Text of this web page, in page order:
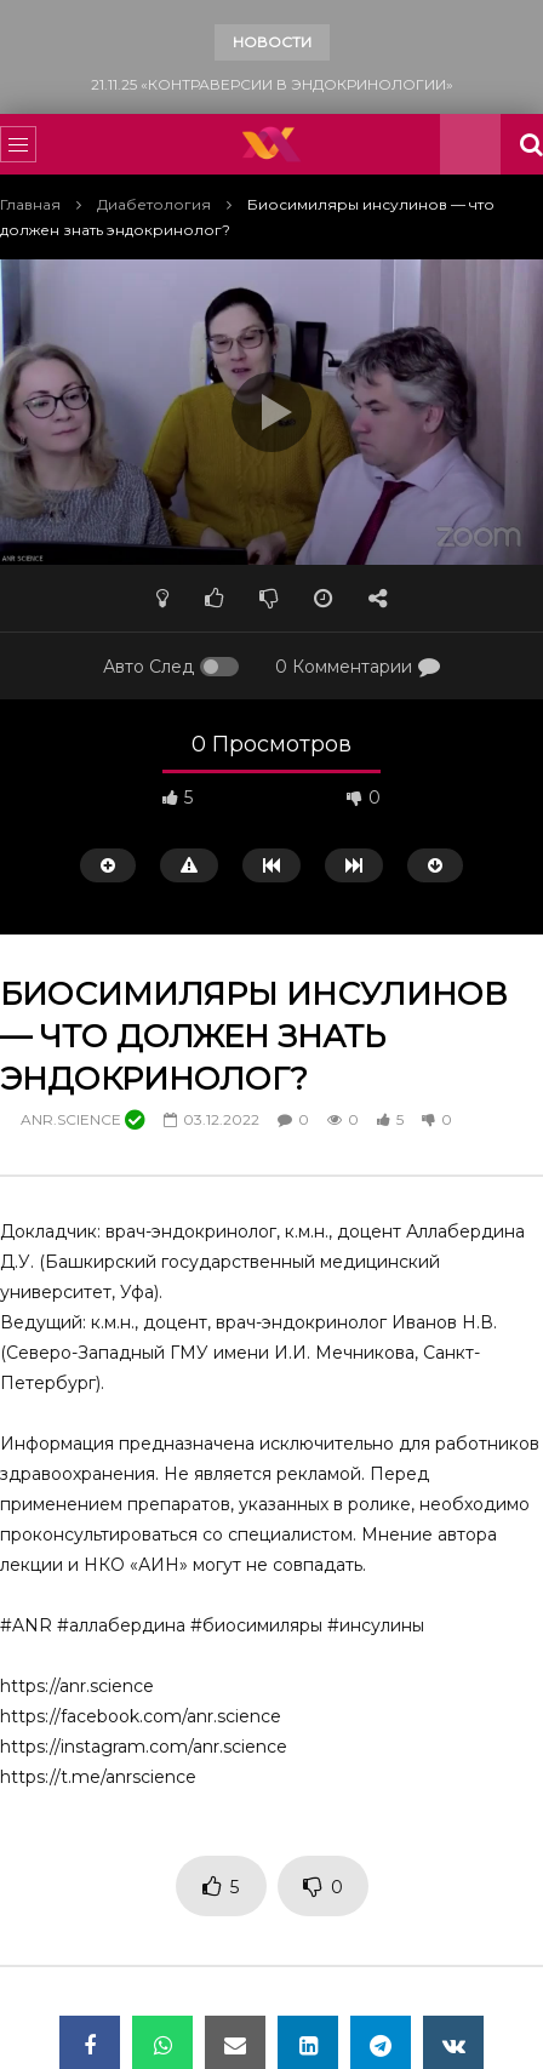
НОВОСТИ
15.11.25 «ВСЕМИРНЫЙ ДЕНЬ БОРЬБЫ С САХАРНЫМ ДИАБЕТОМ»
Главная Диабетология
Биосимиляры инсулинов — что
должен знать эндокринолог?
Авто След 0 Комментарии
0 Просмотров
5 0
Смотреть потом
состояния. Лекция памяти проф.
28.03.2025
эндокринолога
0 9
БИОСИМИЛЯРЫ ИНСУЛИНОВ
— ЧТО ДОЛЖЕН ЗНАТЬ
ЭНДОКРИНОЛОГ?
ANR.SCIENCE 03.12.2022 0 0 5 0
Докладчик: врач-эндокринолог, к.м.н., доцент Аллабердина
Д.У. (Башкирский государственный медицинский
университет, Уфа).
Ведущий: к.м.н., доцент, врач-эндокринолог Иванов Н.В.
(Северо-Западный ГМУ имени И.И. Мечникова, Санкт-
Петербург).
Информация предназначена исключительно для работников
здравоохранения. Не является рекламой. Перед
применением препаратов, указанных в ролике, необходимо
проконсультироваться со специалистом. Мнение автора
лекции и НКО «АИН» могут не совпадать.
#ANR #аллабердина #биосимиляры #инсулины
https://anr.science
https://facebook.com/anr.science
https://instagram.com/anr.science
https://t.me/anrscience
5 0